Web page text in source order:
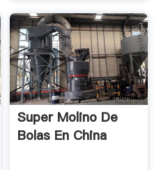
Super Molino De
Bolas En China